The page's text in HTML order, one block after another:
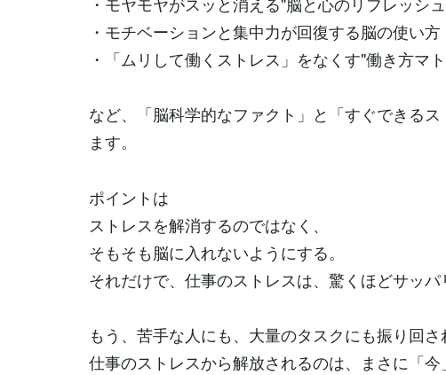
・モチベーションと集中力が回復する脳の使い方
・「ムリして働くストレス」をなくす"働き方マ
など、「脳科学的なファクト」と「すぐできる
ます。
ポイントは
ストレスを解消するのではなく、
そもそも脳に入れないようにする。
それだけで、仕事のストレスは、驚くほどサッパ
もう、苦手な人にも、大量のタスクにも振り回さ
仕事のストレスから解放されるのは、まさに「今